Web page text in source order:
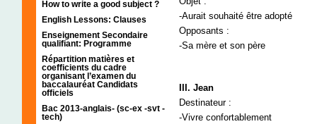
How to write a good subject ?
English Lessons: Clauses
Enseignement Secondaire
qualifiant: Programme
Répartition matières et
coefficients du cadre
organisant l’examen du
baccalauréat Candidats
officiels
Bac 2013-anglais- (sc-ex -svt -
tech)
-Aurait souhaité être adopté
Opposants :
-Sa mère et son père
III. Jean
Destinateur :
-Vivre confortablement